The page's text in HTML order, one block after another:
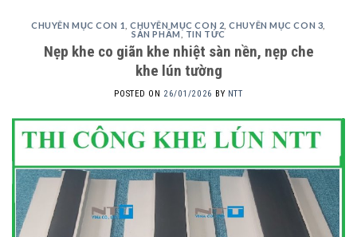
CHUYÊN MỤC CON 1 ,CHUYÊN MỤC CON 2 ,CHUYÊN MỤC CON 3
SẢN PHẨM , TIN TỨC
Nẹp khe co giãn khe nhiệt sàn nền, nẹp che
khe lún tường
POSTED ON 26/01/2026 BY NTT